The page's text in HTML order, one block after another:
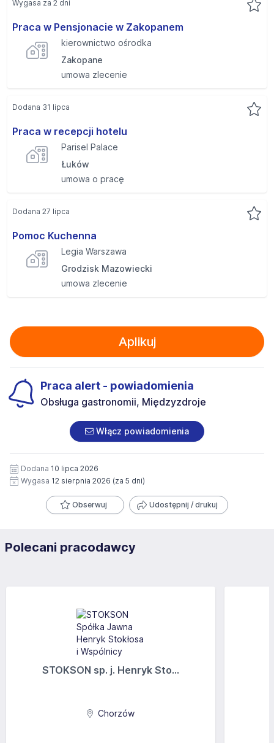
Praca w Pensjonacie w Zakopanem
kierownictwo ośrodka
Zakopane
umowa zlecenie
Wygasa za 2 dni
Praca w recepcji hotelu
Parisel Palace
Łuków
umowa o pracę
Dodana 31 lipca
Pomoc Kuchenna
Legia Warszawa
Grodzisk Mazowiecki
umowa zlecenie
Dodana 27 lipca
Aplikuj
Praca alert - powiadomienia
Obsługa gastronomii, Międzyzdroje
Włącz powiadomienia
Dodana 10 lipca 2026
Wygasa 12 sierpnia 2026 (za 5 dni)
Obserwuj Udostępnij / drukuj
Polecani pracodawcy
STOKSON sp. j. Henryk Sto...
Chorzów